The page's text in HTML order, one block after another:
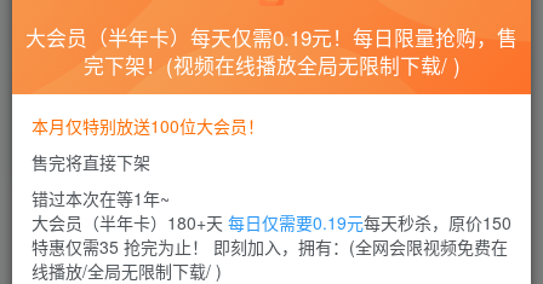
ASMR #爱迟到的张锦锦 小孩
子不可以
会员专属 国内ASMR
菜需捆
大会员（半年卡）每天仅需0.19元！每日限量抢购，售
完下架！(视频在线播放全局无限制下载/ )
本月仅特别放送100位大会员！
售完将直接下架
错过本次在等1年~
大会员（半年卡）180+天 每日仅需要0.19元每天秒杀，原价150
特惠仅需35 抢完为止！ 即刻加入，拥有：(全网会限视频免费在
线播放/全局无限制下载/ )